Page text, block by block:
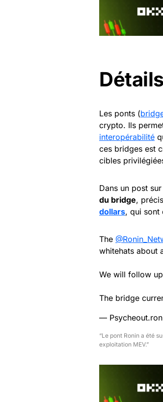
Les ponts (
crypto. Ils
interopérabilité
ces bridges est
cibles
Dans un post
du bridge,
dollars, qui sont
The
whitehats about
We will follow
The bridge
—
“Le pont Ronin a été
exploitation MEV.”